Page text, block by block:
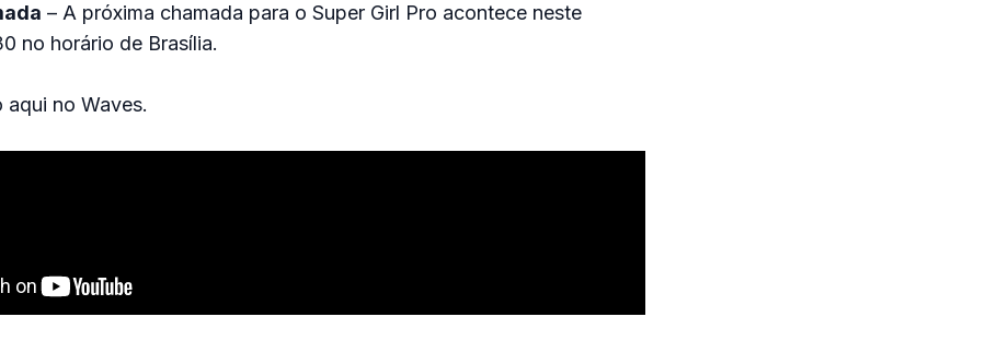
– A próxima chamada para o Super Girl Pro acontece neste
no horário de Brasília.
no Waves.